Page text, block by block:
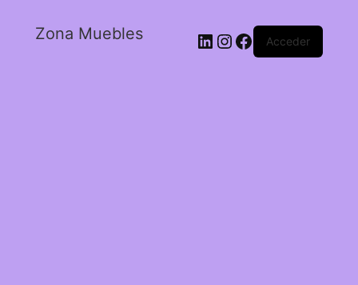
Zona Muebles Acceder